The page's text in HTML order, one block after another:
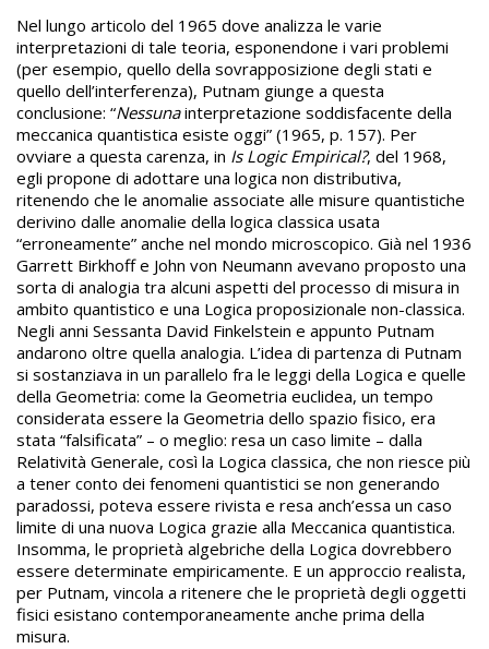
Nel lungo articolo del 1965 dove analizza le varie
interpretazioni di tale teoria, esponendone i vari problemi
(per esempio, quello della sovrapposizione degli stati e
quello dell’interferenza), Putnam giunge a questa
conclusione: “Nessunainterpretazione soddisfacente della
meccanica quantistica esiste oggi” (1965, p. 157). Per
ovviare a questa carenza, in Is Logic Empirical?, del 1968,
egli propone di adottare una logica non distributiva,
ritenendo che le anomalie associate alle misure quantistiche
derivino dalle anomalie della logica classica usata
“erroneamente” anche nel mondo microscopico. Già nel 1936
Garrett Birkhoff e John von Neumann avevano proposto una
sorta di analogia tra alcuni aspetti del processo di misura in
ambito quantistico e una Logica proposizionale non-classica.
Negli anni Sessanta David Finkelstein e appunto Putnam
andarono oltre quella analogia. L’idea di partenza di Putnam
si sostanziava in un parallelo fra le leggi della Logica e quelle
della Geometria: come la Geometria euclidea, un tempo
considerata essere la Geometria dello spazio fisico, era
stata “falsificata” – o meglio: resa un caso limite – dalla
Relatività Generale, così la Logica classica, che non riesce più
a tener conto dei fenomeni quantistici se non generando
paradossi, poteva essere rivista e resa anch’essa un caso
limite di una nuova Logica grazie alla Meccanica quantistica.
Insomma, le proprietà algebriche della Logica dovrebbero
essere determinate empiricamente. E un approccio realista,
per Putnam, vincola a ritenere che le proprietà degli oggetti
fisici esistano contemporaneamente anche prima della
misura.